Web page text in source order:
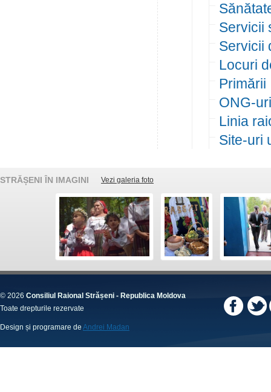
Servicii
Servicii
Locuri
Primării
ONG-uri
Linia
Site-uri
STRĂȘENI ÎN IMAGINI Vezi galeria foto
© 2026 Consiliul Raional Strășeni - Republica Moldova
Toate drepturile rezervate
Design și programare de Andrei Madan